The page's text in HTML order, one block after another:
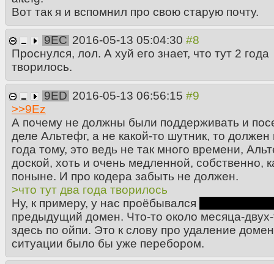
Вот так я и вспомнил про свою старую почту.
9EC 2016-05-13 05:04:30
Проснулся, лол. А хуй его знает, что тут 2 года
творилось.
9ED 2016-05-13 06:56:15
>>9Ez
А почему не должны были поддерживать и
деле Альтефг, а не какой-то шутник, то
года тому, это ведь не так много времени,
доской, хоть и очень медленной, собственно,
поныне. И про кодера забыть не должен.
>что тут два года творилось
Ну, к примеру, у нас проёбывался
предыдущий домен. Что-то около месяца-
здесь по ойпи. Это к слову про удаление
ситуации было бы уже перебором.